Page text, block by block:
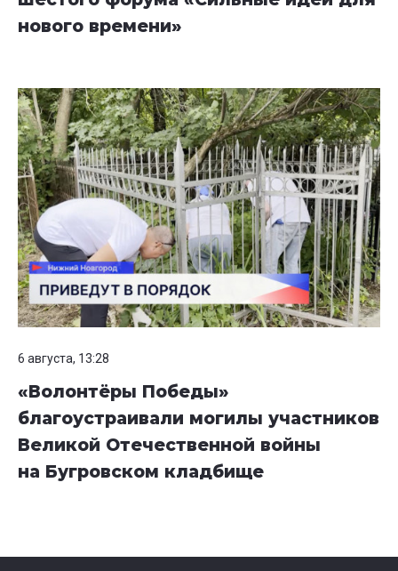
нового времени»
6 августа, 13:28
«Волонтёры Победы»
благоустраивали могилы участников
Великой Отечественной войны
на Бугровском кладбище